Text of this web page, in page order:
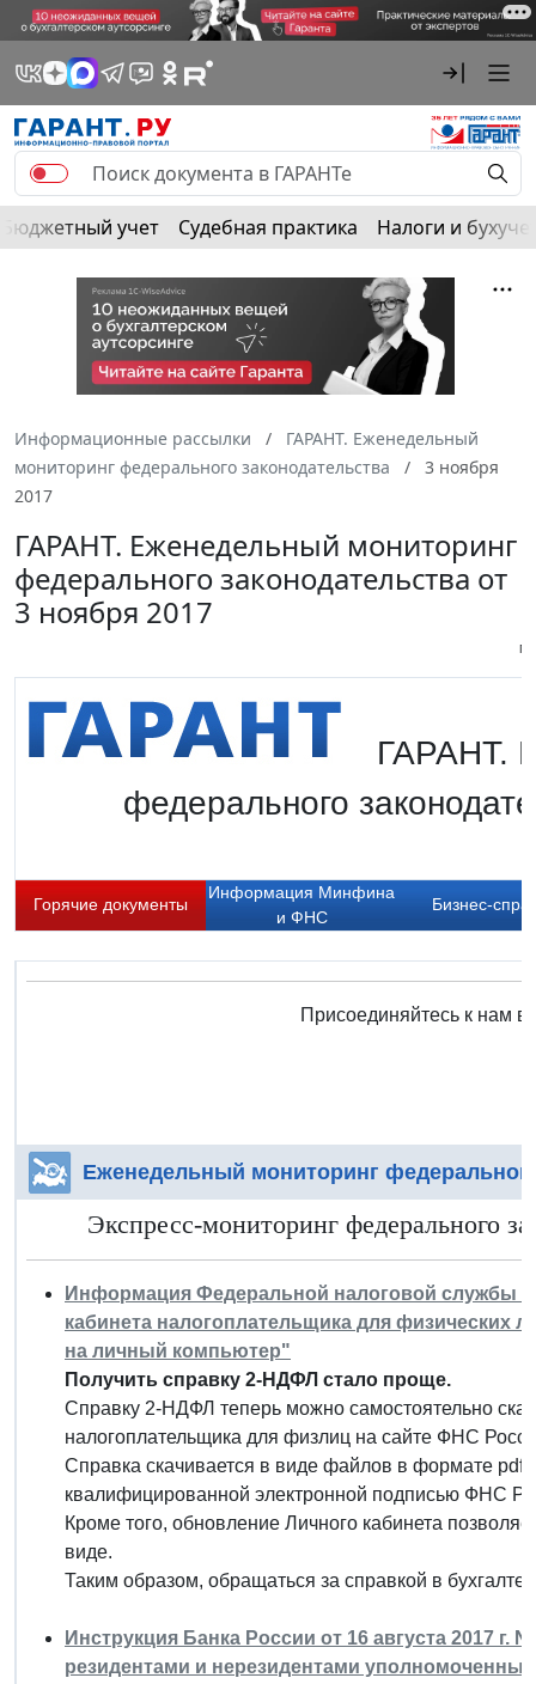
Бюджетный учет Судебная практика Налоги и
Информационные рассылки
ГАРАНТ. Еженедельный
мониторинг федерального законодательства
3 ноября
2017
ГАРАНТ. Еженедельный мониторинг
федерального законодательства от
3 ноября 2017
ГАРАНТ.
федерального
Горячие документы
Информация Минфина
и ФНС
Бизнес-
Присоединяйтесь к нам в:
Еженедельный мониторинг
Экспресс-мониторинг федерального
Информация Федеральной налоговой службы
кабинета налогоплательщика для физических
на личный компьютер"
Получить справку 2-НДФЛ стало проще.
Справку 2-НДФЛ теперь можно самостоятельно
налогоплательщика для физлиц на сайте ФНС
Справка скачивается в виде файлов в формате pdf
квалифицированной электронной подписью ФНС
Кроме того, обновление Личного кабинета
виде.
Таким образом, обращаться за справкой в
Инструкция Банка России от 16 августа 2017 г.
резидентами и нерезидентами